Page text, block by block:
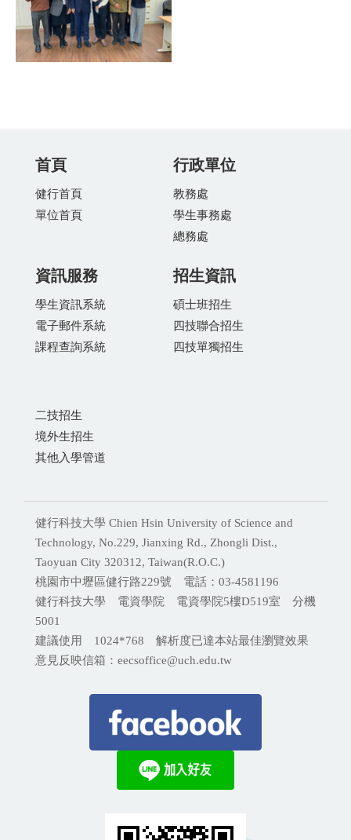
首頁
健行首頁
單位首頁
行政單位
教務處
學生事務處
總務處
資訊服務
學生資訊系統
電子郵件系統
課程查詢系統
招生資訊
碩士班招生
四技聯合招生
四技單獨招生
二技招生
境外生招生
其他入學管道
健行科技大學 Chien Hsin University of Science and
Technology, No.229, Jianxing Rd., Zhongli Dist.,
Taoyuan City 320312, Taiwan(R.O.C.)
桃園市中壢區健行路229號 電話：03-4581196
健行科技大學 電資學院 電資學院5樓D519室 分機
5001
建議使用 1024*768 解析度已達本站最佳瀏覽效果
意見反映信箱：eecsoffice@uch.edu.tw